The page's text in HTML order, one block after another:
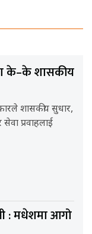
के–के शासकीय
शासकीय सुधार,
सेवा प्रवाहलाई
: मधेशमा आगो